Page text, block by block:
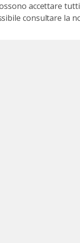
accettare
consultare la